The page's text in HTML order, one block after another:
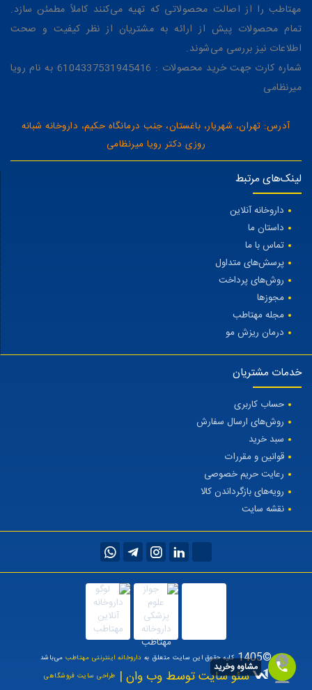
مهتاطب را از اصالت محصولاتی که تهیه می‌کنند کاملاً مطمئن سازد.
تمام محصولات پیش از ارائه به مشتریان از نظر کیفیت و صحت
اطلاعات نیز بررسی می‌شوند.
شماره کارت جهت خرید محصولات : 6104337531945416 به نام رویا
میرنظامی
آدرس: تهران، شهریار، باغستان، جنب درمانگاه حکیم، داروخانه شبانه
روزی دکتر رویا میرنظامی
لینک‌های مرتبط
داروخانه آنلاین
داستان ما
تماس با ما
پرسش‌های متداول
روش‌های پرداخت
مجوزها
مجله مهتاطب
درمان ریزش مو
خدمات مشتریان
حساب کاربری
روش‌های ارسال سفارش
سبد خرید
قوانین و مقررات
رعایت حریم خصوصی
رویه‌های بازگرداندن کالا
نقشه سایت
©1405 کلیه حقوق این سایت متعلق به داروخانه اینترنتی مهتاطبمی‌باشد
سئو سایت توسط وب وان | طراحی سایت فروشگاهی
مشاوه وخرید